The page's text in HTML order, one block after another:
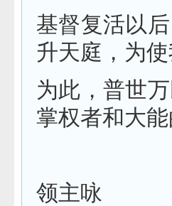
基督复活以
升天庭，为
为此，普世
掌权者和大
领主咏